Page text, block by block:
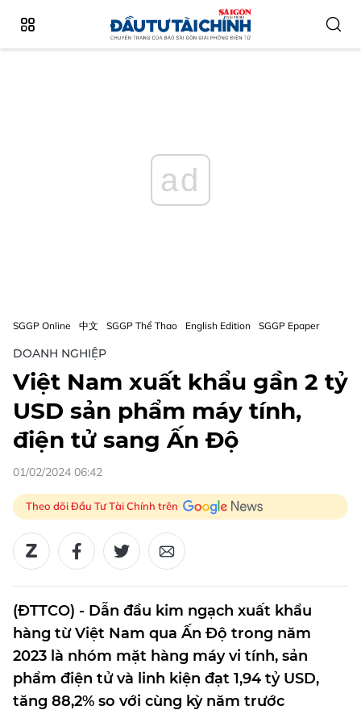
ad
SGGP Online 中文 SGGP Thể Thao English Edition SGGP Epaper
DOANH NGHIỆP
Việt Nam xuất khẩu gần 2 tỷ
USD sản phẩm máy tính,
điện tử sang Ấn Độ
01/02/2024 06:42
Theo dõi Đầu Tư Tài Chính trên
(ĐTTCO) - Dẫn đầu kim ngạch xuất khẩu
hàng từ Việt Nam qua Ấn Độ trong năm
2023 là nhóm mặt hàng máy vi tính, sản
phẩm điện tử và linh kiện đạt 1,94 tỷ USD,
tăng 88,2% so với cùng kỳ năm trước